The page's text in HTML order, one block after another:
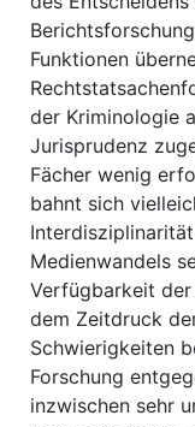
Funktionen
der Kriminologie
Jurisprudenz
Fächer wenig
bahnt sich
Medienwandels
Verfügbarkeit
dem Zeitdruck
Schwierigkeiten
Forschung
inzwischen sehr